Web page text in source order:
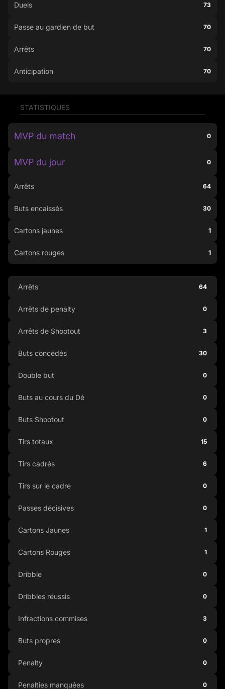
Duels 73
Passe au gardien de but 70
Arrêts 70
Anticipation 70
STATISTIQUES
MVP du match 0
MVP du jour 0
Arrêts 64
Buts encaissés 30
Cartons jaunes 1
Cartons rouges 1
Arrêts 64
Arrêts de penalty 0
Arrêts de Shootout 3
Buts concédés 30
Double but 0
Buts au cours du Dé 0
Buts Shootout 0
Tirs totaux 15
Tirs cadrés 6
Tirs sur le cadre 0
Passes décisives 0
Cartons Jaunes 1
Cartons Rouges 1
Dribble 0
Dribbles réussis 0
Infractions commises 3
Buts propres 0
Penalty 0
Penalties manquées 0